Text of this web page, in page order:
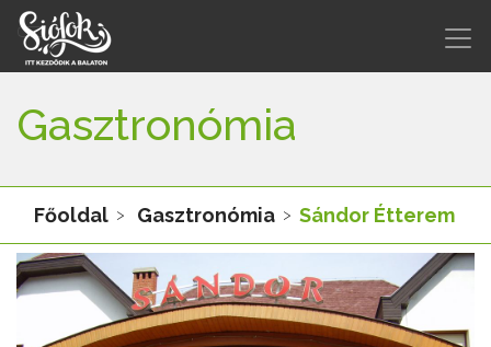
Gasztronómia
Főoldal Gasztronómia Sándor Étterem